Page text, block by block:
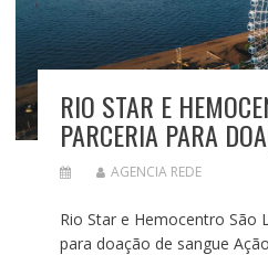
RIO STAR E
PARCERIA PARA
AGENCIA REDE
Rio Star e Hemocentro São
para doação de sangue